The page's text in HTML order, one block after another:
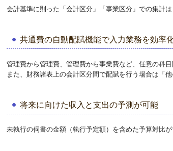
会計基準に則った「会計区分」「事業区分」での集計
共通費の自動配賦機能で入力業務を効率
管理費から管理費、管理費から事業費など、任意の科目
また、財務諸表上の会計区分間で配賦を行う場合は「
将来に向けた収入と支出の予測が可能
未執行の伺書の金額（執行予定額）を含めた予算対比が